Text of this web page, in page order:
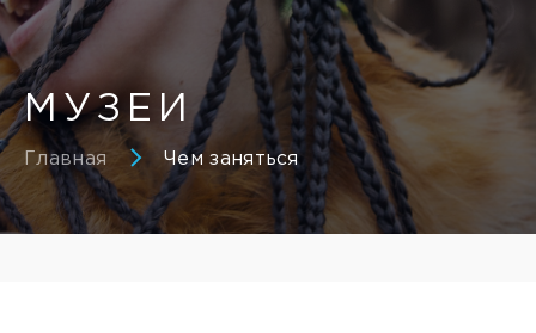
МУЗЕИ
Главная Чем заняться